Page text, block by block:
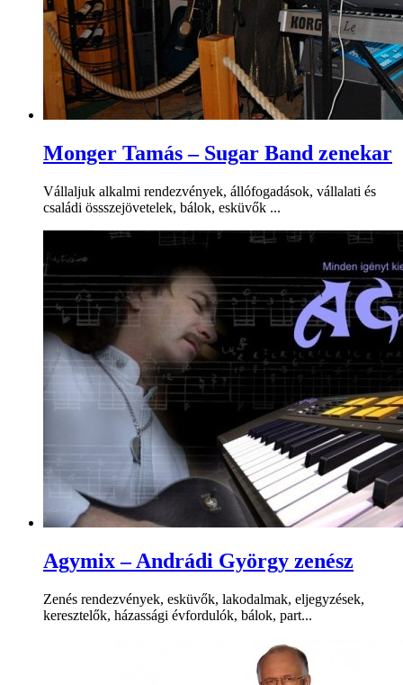
Monger Tamás – Sugar Band zenekar
Vállaljuk alkalmi rendezvények, állófogadások, vállalati és
családi össszejövetelek, bálok, esküvők ...
Agymix – Andrádi György zenész
Zenés rendezvények, esküvők, lakodalmak, eljegyzések,
keresztelők, házassági évfordulók, bálok, part...